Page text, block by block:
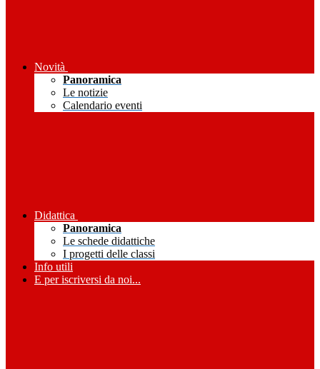
Novità
Panoramica
Le notizie
Calendario eventi
Didattica
Panoramica
Le schede didattiche
I progetti delle classi
Info utili
E per iscriversi da noi...